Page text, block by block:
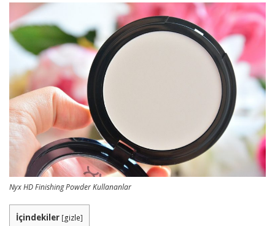
Nyx HD Finishing Powder Kullananlar
İçindekiler [gizle]